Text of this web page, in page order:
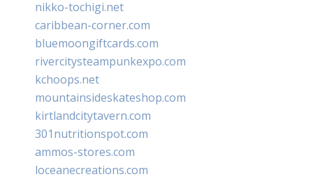
nikko-tochigi.net
caribbean-corner.com
bluemoongiftcards.com
rivercitysteampunkexpo.com
kchoops.net
mountainsideskateshop.com
kirtlandcitytavern.com
301nutritionspot.com
ammos-stores.com
loceanecreations.com